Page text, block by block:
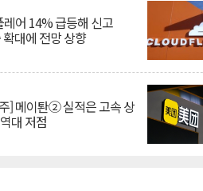
어 14% 급등해 신고
확대에 전망 상향
] 메이퇀② 실적은 고속 상
대 저점